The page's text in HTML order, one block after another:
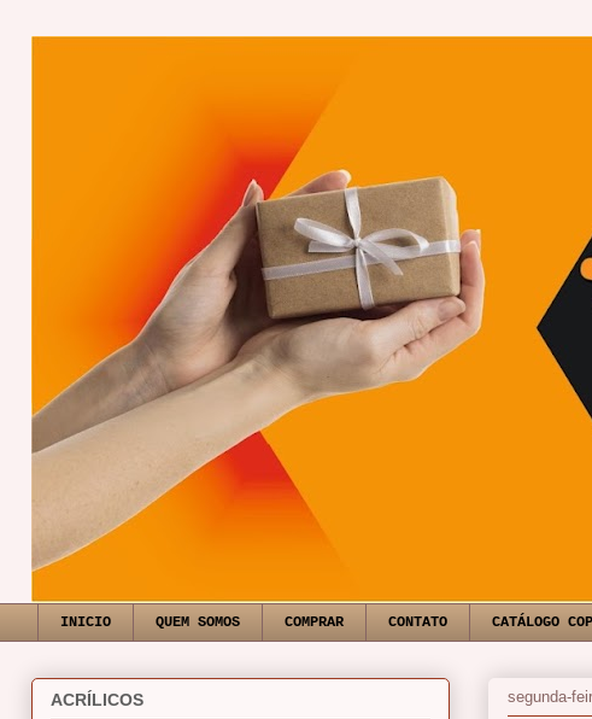
INICIO QUEM SOMOS COMPRAR CONTATO CATÁLOGO
segunda-
ACRÍLICOS